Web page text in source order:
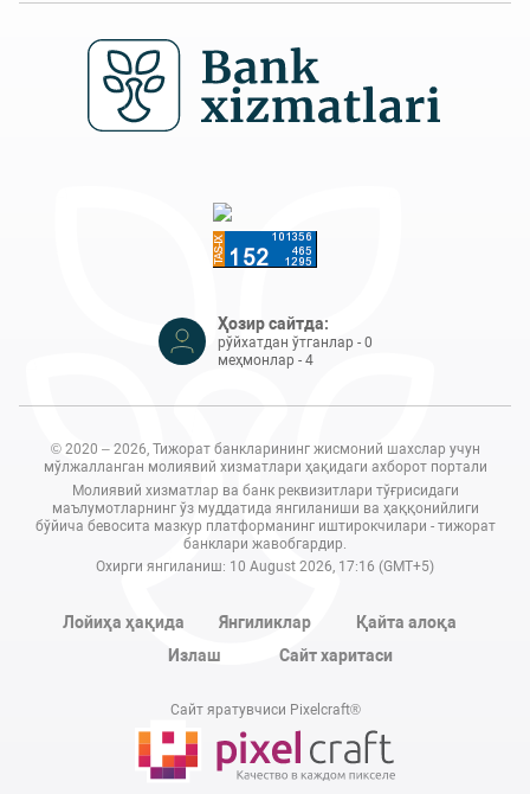
Ҳозир сайтда:
рўйхатдан ўтганлар - 0
меҳмонлар - 4
© 2020 – 2026, Тижорат банкларининг жисмоний шахслар учун
мўлжалланган молиявий хизматлари ҳақидаги ахборот портали
Молиявий хизматлар ва банк реквизитлари тўғрисидаги
маълумотларнинг ўз муддатида янгиланиши ва ҳаққонийлиги
бўйича бевосита мазкур платформанинг иштирокчилари - тижорат
банклари жавобгардир.
Охирги янгиланиш: 10 August 2026, 17:16 (GMT+5)
Лойиҳа ҳақида Янгиликлар
Қайта алоқа
Излаш
Сайт харитаси
Сайт яратувчиси Pixelcraft®